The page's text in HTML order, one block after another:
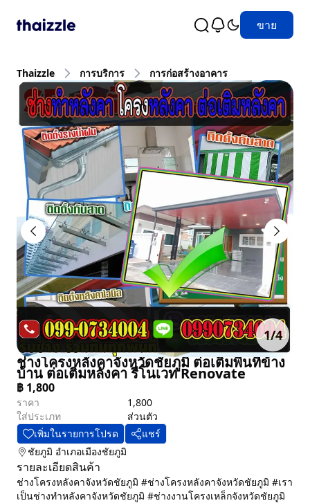
ขาย
Thaizzle การบริการ การก่อสร้างอาคาร
1/4
ช่างโครงหลังคาจังหวัดชัยภูมิ ต่อเติมพื้นที่ข้าง
บ้าน ต่อเติมหลังคา รีโนเวท Renovate
฿ 1,800
ราคา
1,800
ใส่ประเภท
ส่วนตัว
เพิ่มในรายการโปรด
แชร์
ชัยภูมิ อำเภอเมืองชัยภูมิ
รายละเอียดสินค้า
ช่างโครงหลังคาจังหวัดชัยภูมิ #ช่างโครงหลังคาจังหวัดชัยภูมิ #เรา
เป็นช่างทำหลังคาจังหวัดชัยภูมิ #ช่างงานโครงเหล็กจังหวัดชัยภูมิ